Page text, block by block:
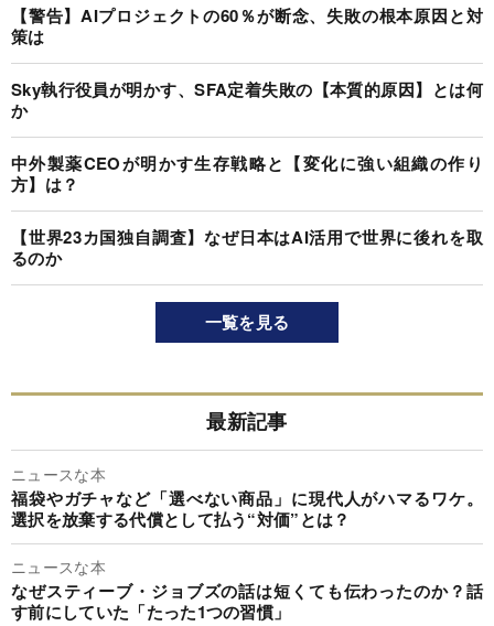
【警告】AIプロジェクトの60％が断念、失敗の根本原因と対
策は
Sky執行役員が明かす、SFA定着失敗の【本質的原因】とは何
か
中外製薬CEOが明かす生存戦略と【変化に強い組織の作り
方】は？
【世界23カ国独自調査】なぜ日本はAI活用で世界に後れを取
るのか
一覧を見る
最新記事
ニュースな本
福袋やガチャなど「選べない商品」に現代人がハマるワケ。
選択を放棄する代償として払う“対価”とは？
ニュースな本
なぜスティーブ・ジョブズの話は短くても伝わったのか？話
す前にしていた「たった1つの習慣」